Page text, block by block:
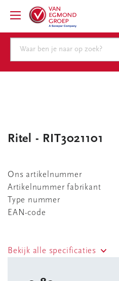
Ritel - RIT3021101
Ons artikelnummer
Artikelnummer fabrikant
Type nummer
EAN-code
Bekijk alle specificaties